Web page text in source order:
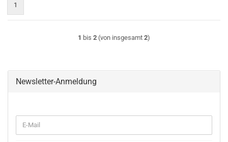
1
1 bis 2 (von insgesamt 2)
Newsletter-Anmeldung
ZUR
NEWSLETTER-
E-
Mail